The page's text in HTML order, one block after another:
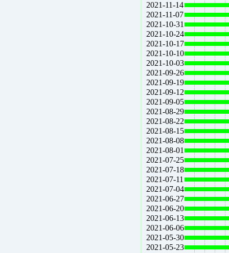
2021-11-14
2021-11-07
2021-10-31
2021-10-24
2021-10-17
2021-10-10
2021-10-03
2021-09-26
2021-09-19
2021-09-12
2021-09-05
2021-08-29
2021-08-22
2021-08-15
2021-08-08
2021-08-01
2021-07-25
2021-07-18
2021-07-11
2021-07-04
2021-06-27
2021-06-20
2021-06-13
2021-06-06
2021-05-30
2021-05-23